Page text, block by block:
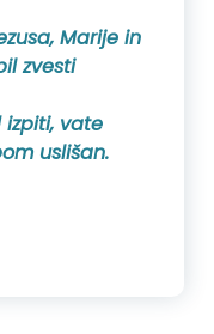
Marije in
zvesti
izpiti, vate
uslišan.